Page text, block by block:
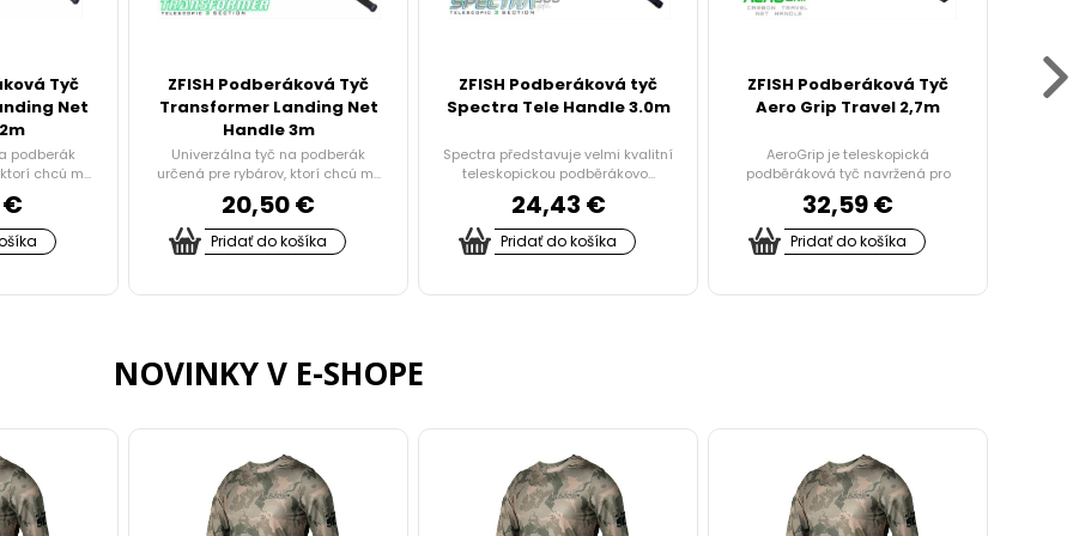
Tyč
Net
podberák
chcú m...
€
ZFISH Podberáková Tyč
Transformer Landing Net
Handle 3m
Univerzálna tyč na podberák
určená pre rybárov, ktorí chcú m...
20,50 €
Pridať do košíka
ZFISH Podberáková tyč
Spectra Tele Handle 3.0m
Spectra představuje velmi kvalitní
teleskopickou podběrákovo...
24,43 €
Pridať do košíka
ZFISH Podberáková Tyč
Aero Grip Travel 2,7m
AeroGrip je teleskopická
podběráková tyč navržená pro
rybáře...
32,59 €
Pridať do košíka
NOVINKY V E-SHOPE